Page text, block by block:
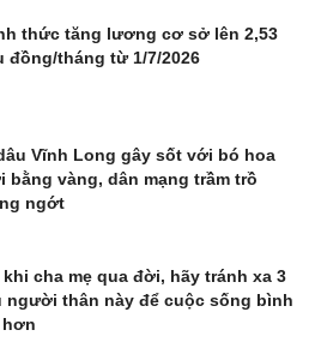
thức tăng lương cơ sở lên 2,53
đồng/tháng từ 1/7/2026
Vĩnh Long gây sốt với bó hoa
bằng vàng, dân mạng trầm trồ
ngớt
khi cha mẹ qua đời, hãy tránh xa 3
người thân này để cuộc sống bình